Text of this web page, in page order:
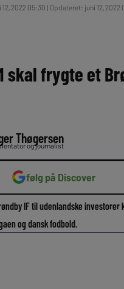
2022 05:30 | Opdateret: juni 12, 2022
skal frygte et
Thøgersen
og journalist
følg på Discover
IF til udenlandske investorer
og dansk fodbold.